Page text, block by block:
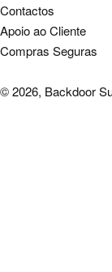
Contactos
Apoio ao Cliente
Compras Seguras
© 2026, Backdoor